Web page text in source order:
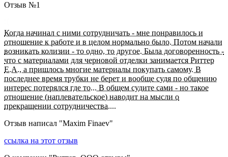
Отзыв №1
Когда начинал с ними сотрудничать - мне понравилось и
отношение к работе и в целом нормально было. Потом начали
возникать колизии - то одно, то другое. Была договоренность -
что с материалами для черновой отделки занимается Риттер
Е.А., а пришлось многие материалы покупать самому. В
последнее время трубки не берет и вообще судя по общению
интерес потерялся где то... В общем судите сами - но такое
отношение (наплевательское) наводит на мысли о
прекращении сотрудничества....
Отзыв написал "Maxim Finaev"
ссылка на этот отзыв